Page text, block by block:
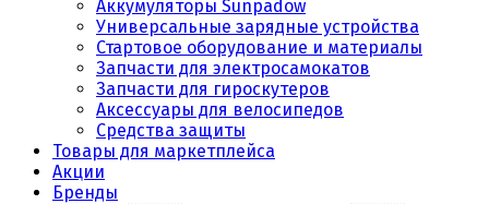
Аккумуляторы Sunpadow
Универсальные зарядные устройства
Стартовое оборудование и материалы
Запчасти для электросамокатов
Запчасти для гироскутеров
Аксессуары для велосипедов
Средства защиты
Товары для маркетплейса
Акции
Бренды